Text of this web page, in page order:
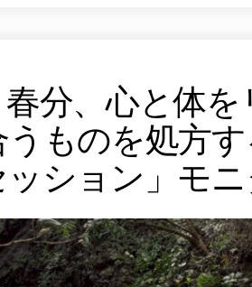
に
つ
”
分、心と体
ものを処方
ション」モ